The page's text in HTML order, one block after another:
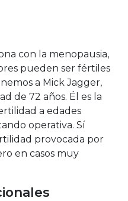
con la menopausia,
pueden ser fértiles
a Mick Jagger,
de 72 años. Él es la
a edades
operativa. Sí
provocada por
en casos muy